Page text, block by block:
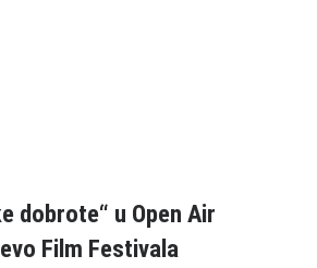
dobrote“ u Open Air
Film Festivala